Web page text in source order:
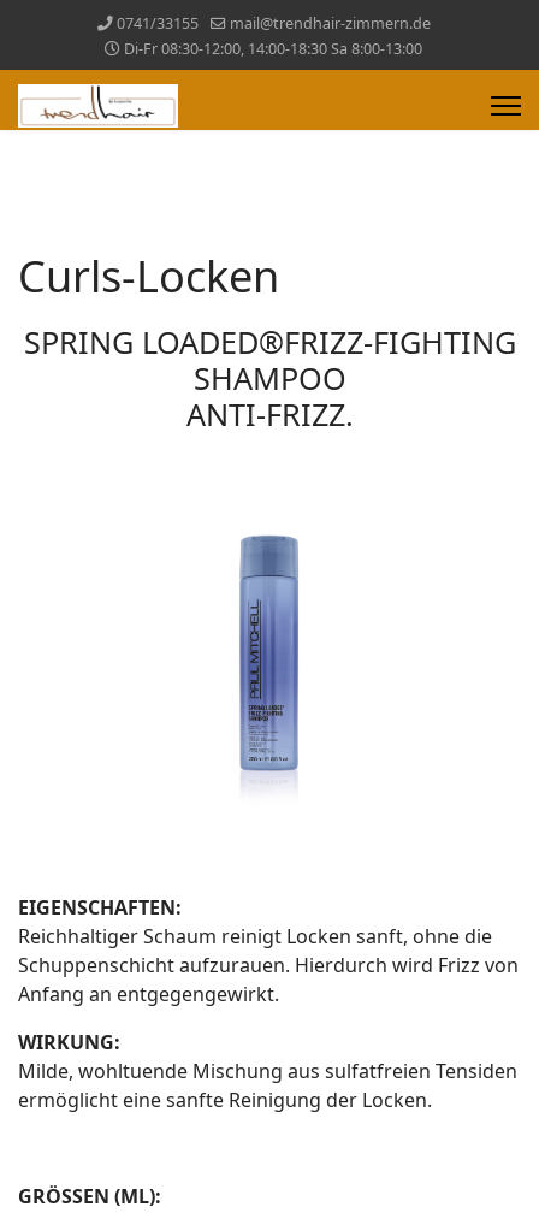
0741/33155
mail@trendhair-zimmern.de
Di-Fr 08:30-12:00, 14:00-18:30 Sa 8:00-13:00
Curls-Locken
SPRING LOADED®FRIZZ-FIGHTING
SHAMPOO
ANTI-FRIZZ.
EIGENSCHAFTEN:
Reichhaltiger Schaum reinigt Locken sanft, ohne die
Schuppenschicht aufzurauen. Hierdurch wird Frizz von
Anfang an entgegengewirkt.
WIRKUNG:
Milde, wohltuende Mischung aus sulfatfreien Tensiden
ermöglicht eine sanfte Reinigung der Locken.
GRÖSSEN (ML):